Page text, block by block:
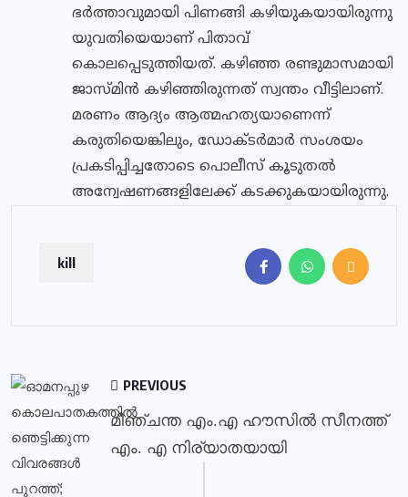
ഭര്‍ത്താവുമായി പിണങ്ങി കഴിയുകയായിരുന്നു
യുവതിയെയാണ് പിതാവ്
കൊലപ്പെടുത്തിയത്. കഴിഞ്ഞ രണ്ടുമാസമായി
ജാസ്മിന്‍ കഴിഞ്ഞിരുന്നത് സ്വന്തം വീട്ടിലാണ്.
മരണം ആദ്യം ആത്മഹത്യയാണെന്ന്
കരുതിയെങ്കിലും, ഡോക്ടര്‍മാര്‍ സംശയം
പ്രകടിപ്പിച്ചതോടെ പൊലീസ് കൂടുതല്‍
അന്വേഷണങ്ങളിലേക്ക് കടക്കുകയായിരുന്നു.
kill
PREVIOUS
മീഞ്ചന്ത എം.എ ഹൗസിൽ സീനത്ത്
എം. എ നിര്യാതയായി